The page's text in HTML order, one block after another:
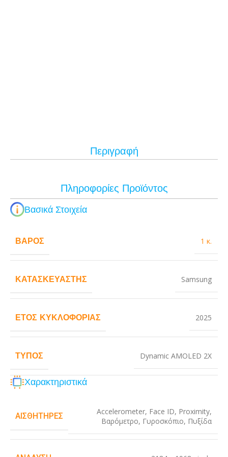
Περιγραφή
Πληροφορίες Προϊόντος
Βασικά Στοιχεία
ΒΆΡΟΣ 1 κ.
ΚΑΤΑΣΚΕΥΑΣΤΉΣ Samsung
ΈΤΟΣ ΚΥΚΛΟΦΟΡΊΑΣ 2025
ΤΎΠΟΣ Dynamic AMOLED 2X
Χαρακτηριστικά
ΑΙΣΘΗΤΉΡΕΣ Accelerometer, Face ID, Proximity,
Βαρόμετρο, Γυροσκόπιο, Πυξίδα